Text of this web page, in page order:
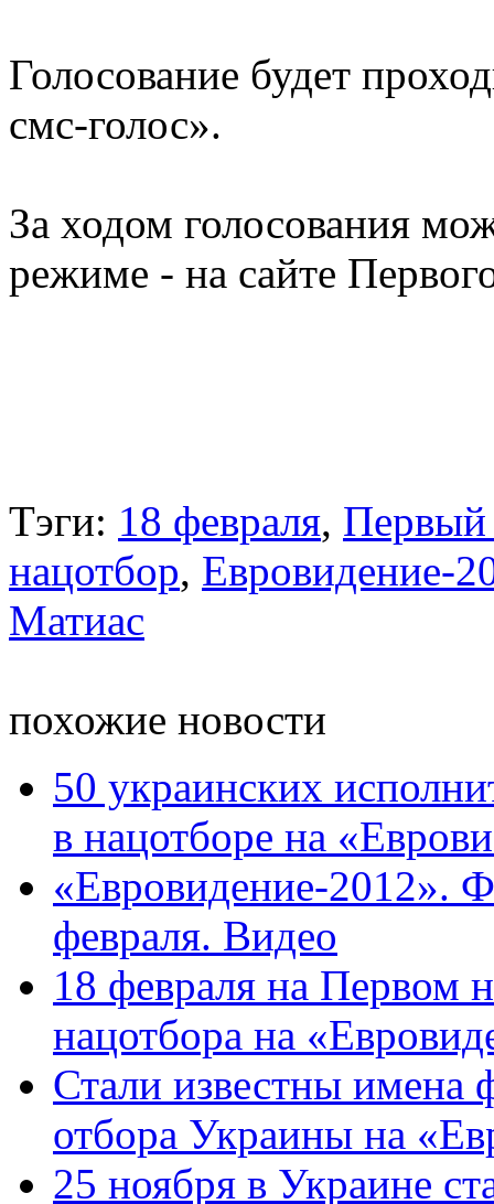
Голосование будет
смс-голос».
За ходом голосования
режиме - на сайте
Тэги: 18 февраля, Первый
нацотбор, Евровидение-
Матиас
похожие новости
50 украинских
в нацотборе на
«Евровидение-2012».
февраля. Видео
18 февраля на Первом
нацотбора на
Стали известны имена
отбора Украины на
25 ноября в Украине